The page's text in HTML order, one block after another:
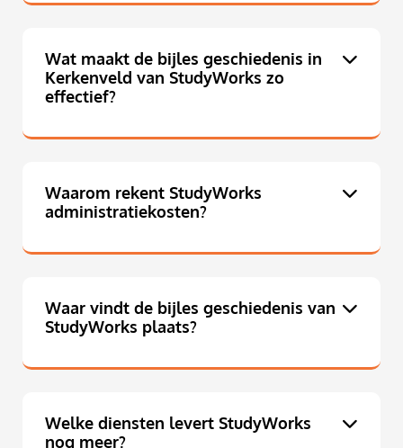
Wat maakt de bijles geschiedenis in
Kerkenveld van StudyWorks zo
effectief?
Waarom rekent StudyWorks
administratiekosten?
Waar vindt de bijles geschiedenis van
StudyWorks plaats?
Welke diensten levert StudyWorks
nog meer?